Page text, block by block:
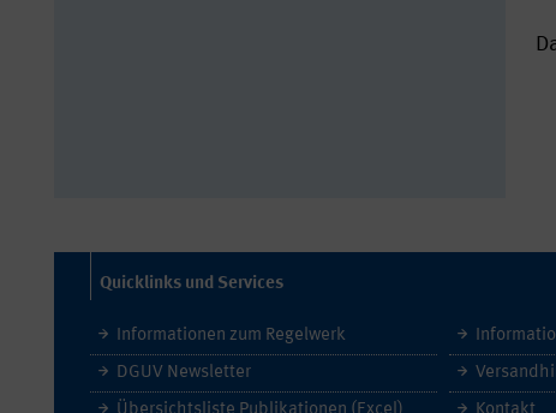
Quicklinks und Services
Informationen zum Regelwerk
DGUV Newsletter